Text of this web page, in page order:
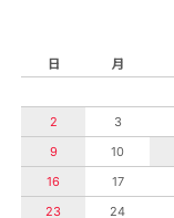
日
月
2
3
9
10
16
17
23
24